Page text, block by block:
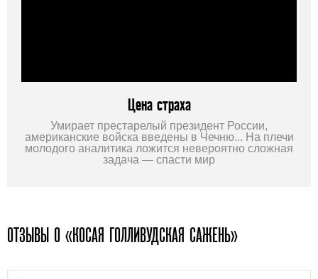
Цена страха
Умирает престарелый президент России,
американские войска введены в Чечню... На плечи
молодого аналитика ложится невероятно сложная
задача — спасти мир
ОТЗЫВЫ О «КОСАЯ ГОЛЛИВУДСКАЯ САЖЕНЬ»